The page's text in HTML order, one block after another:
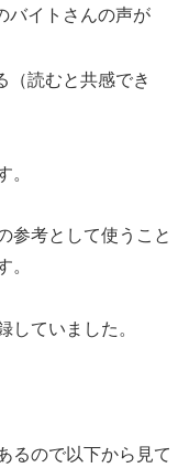
バイトさんの声が
（読むと共感でき
。
参考として使うこと
。
していました。
るので以下から見て